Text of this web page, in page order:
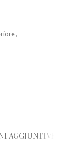
,
AGGIUNTIVE